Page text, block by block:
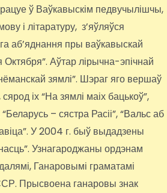
ў Ваўкавыскім педвучылішчы,
і літаратуру, з’яўляўся
аб’яднання пры ваўкавыскай
Аўтар лірычна-эпічнай
зямлі”. Шэраг яго вершаў
іх “На зямлі маіх бацькоў”,
– сястра Расіі”, “Вальс аб
У 2004 г. быў выдадзены
Узнагароджаны ордэнам
Ганаровымі граматамі
Прысвоена ганаровы знак